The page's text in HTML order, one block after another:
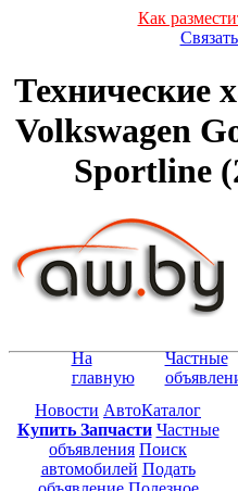
Как
Технические
Volkswagen
Sportline
На
главную
Частные
Новости АвтоКаталог
Купить Запчасти Частные
объявления Поиск
автомобилей Подать